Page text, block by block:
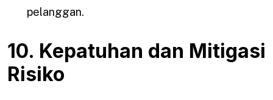
pelanggan.
10. Kepatuhan dan Mitigasi
Risiko